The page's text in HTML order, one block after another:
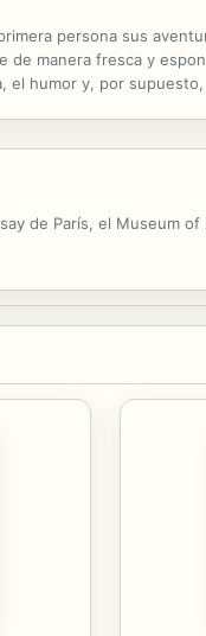
persona sus
de manera fresca y
el humor y, por
de París, el Museum of